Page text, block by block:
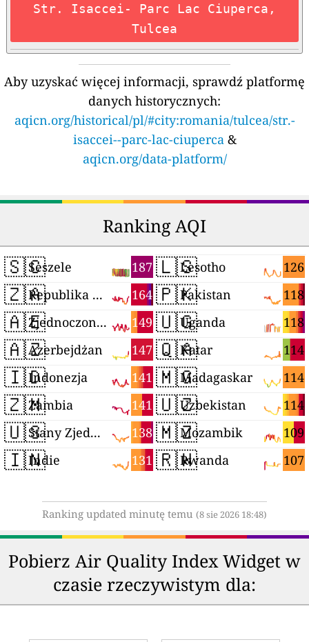
Str. Isaccei- Parc Lac Ciuperca,
Tulcea
Aby uzyskać więcej informacji, sprawdź platformę
danych historycznych:
aqicn.org/historical/pl/#city:romania/tulcea/str.-
isaccei--parc-lac-ciuperca&
aqicn.org/data-platform/
Ranking AQI
🇸🇨 187
Seszele
🇿🇦 164
Republika Południowej Afryki
🇦🇪 149
Zjednoczone Emiraty Arabskie
🇦🇿 147
Azerbejdżan
🇮🇩 141
Indonezja
🇿🇲 141
Zambia
🇺🇸 138
Stany Zjednoczone
🇮🇳 131
Indie
🇱🇸 126
Lesotho
🇵🇰 118
Pakistan
🇺🇬 118
Uganda
🇶🇦 114
Katar
🇲🇬 114
Madagaskar
🇺🇿 114
Uzbekistan
🇲🇿 109
Mozambik
🇷🇼 107
Rwanda
Ranking updated minutę temu (8 sie 2026 18:48)
Pobierz Air Quality Index Widget w
czasie rzeczywistym dla: